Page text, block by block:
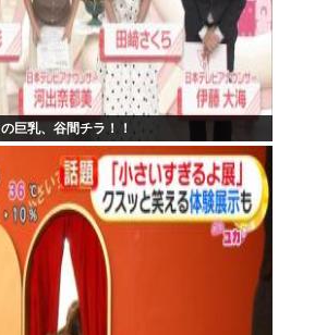
巨乳、谷間チラ！！